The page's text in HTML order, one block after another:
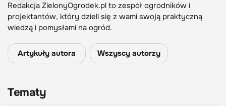
Redakcja ZielonyOgrodek.pl to zespół ogrodników i
projektantów, który dzieli się z wami swoją praktyczną
wiedzą i pomysłami na ogród.
Artykuły autora Wszyscy autorzy
Tematy